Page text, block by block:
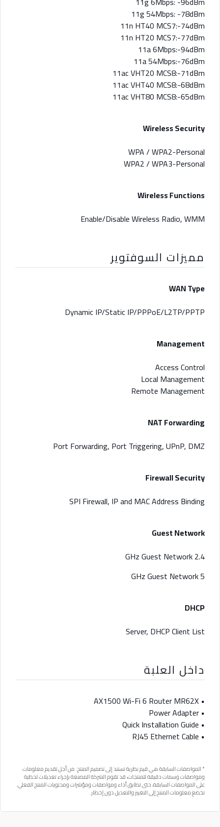
11g 54Mbps: -78dBm
11n HT40 MCS7:-74dBm
11n HT20 MCS7:-77dBm
11a 6Mbps:-94dBm
11a 54Mbps:-76dBm
11ac VHT20 MCS8:-71dBm
11ac VHT40 MCS8:-68dBm
11ac VHT80 MCS8:-65dBm
Wireless Security
WPA / WPA2-Personal
WPA2 / WPA3-Personal
Wireless Functions
Enable/Disable Wireless Radio, WMM
مميزات السوفتوير
WAN Type
Dynamic IP/Static IP/PPPoE/L2TP/PPTP
Management
Access Control
Local Management
Remote Management
NAT Forwarding
Port Forwarding, Port Triggering, UPnP, DMZ
Firewall Security
SPI Firewall, IP and MAC Address Binding
Guest Network
2.4 GHz Guest Network
5 GHz Guest Network
DHCP
Server, DHCP Client List
داخل العلبة
• AX1500 Wi-Fi 6 Router MR62X
• Power Adapter
• Quick Installation Guide
• RJ45 Ethernet Cable
* المواصفات السابقة هي قيم نظرية تستند إلى تصميم المنتج. من أجل تقديم معلومات
ومواصفات وسمات دقيقة للمنتجات، قد تقوم الشركة المصنعة بإجراء تعديلات لحظية
على المواصفات السابقة، حتى تطابق أداء ومواصفات ومؤشرات ومحتويات المنتج الفعلي.
تخضع معلومات المنتج إلى التغيير والتعديل دون إخطار.